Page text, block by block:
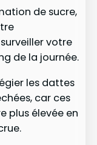
de sucre,
votre
de la journée.
les dattes
car ces
plus élevée en